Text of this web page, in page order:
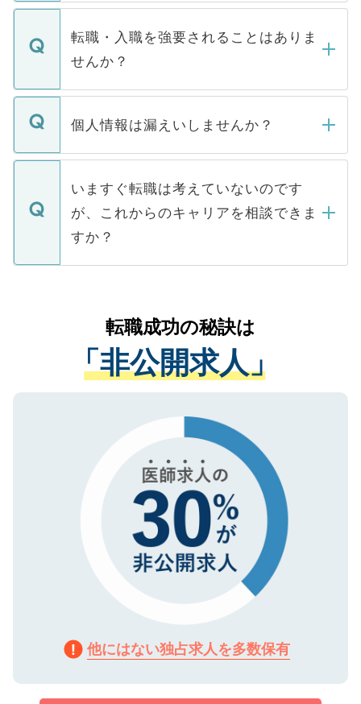
ます。通常、5営業日以内にはご連絡をせて
いただきますので、しばらくお待ちくださ
い。
マイナビDOCTORで取り扱っている求人の
うち約3割は、Webサイトからご覧いただ
けない「非公開求人」です。非公開求人は
下記の理由によって、一般には公開してい
ません。
■応募殺到を避けるため 人気のある医療機
関を公にしてしまうと、応募が殺到する場
に、医療機関が求める条件に合った人材の
みを人材紹介会社に依頼するケースが増え
ています。
転職・入職を強要されることはありま
せんか？
転職・入職を強要することは一切ありませ
ん。また、仮に応募先から内定をいただい
定を承諾する必要はありません。内定先へ
の辞退の連絡はキャリアパートナーが行い
ますので、ご安心ください。
個人情報は漏えいしませんか？
個人情報が漏えいすることはありませんの
で、ご安心ください。当サイトからの登録
などで収集したご登録者様の個人情報は、
ご本人のキャリアアップおよび転職活動の
支援を目的に使用いたします。お預かりし
ているすべての個人データはご本人の許可
は、個人情報の取り扱いについての厳密な
管理基準を満たした事業者のみに付与され
る、プライバシーマークを取得済みです。
ご登録いただいた個人情報は、SSL（デー
で、機密保持に関してもご安心ください。
いますぐ転職は考えていないのです
が、これからのキャリアを相談できま
すか？
かがいして、現在の医療機関の状況や紹介
経験をまじえながら、適切なアドバイスを
させていただきます。すぐにご転職をされ
ない方には、長期的なサポートが可能です
ので、まずはご登録ください。
転職成功の秘訣は
「非公開求人」
他にはない独占求人を多数保有